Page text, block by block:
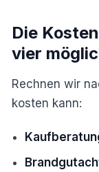
Die
vier
Rechnen wir
kosten kann: